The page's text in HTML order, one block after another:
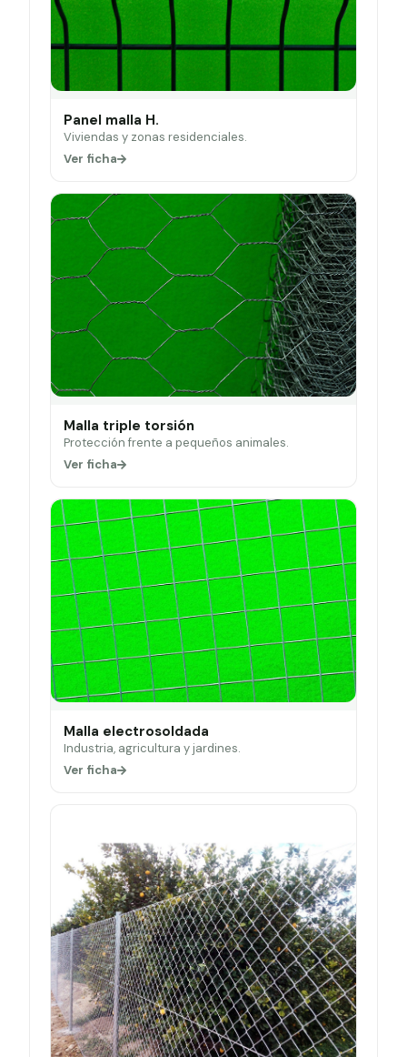
Panel malla H.
Viviendas y zonas residenciales.
Ver ficha
Malla triple torsión
Protección frente a pequeños animales.
Ver ficha
Malla electrosoldada
Industria, agricultura y jardines.
Ver ficha